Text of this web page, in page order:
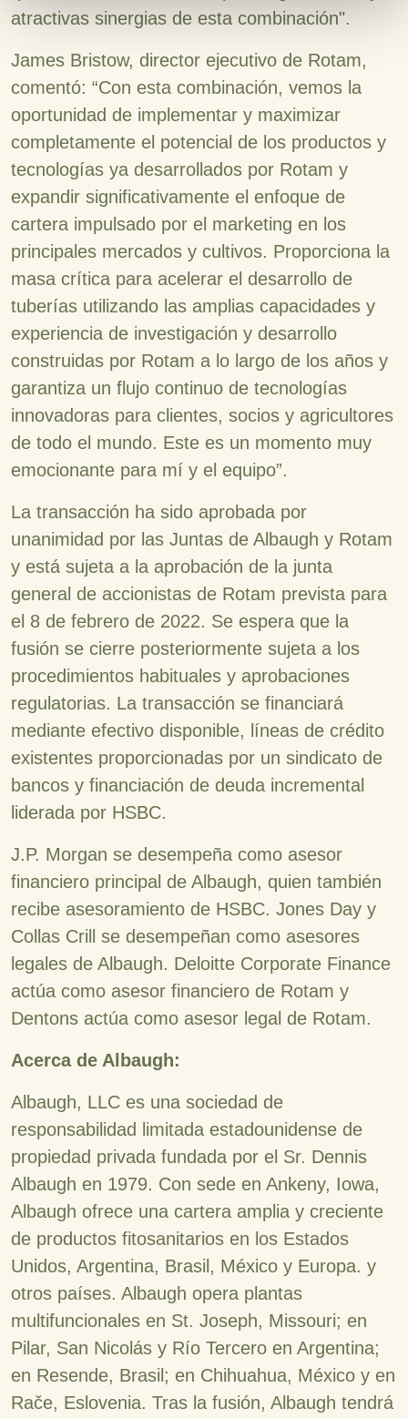
atractivas sinergias de esta combinación".
James Bristow, director ejecutivo de Rotam,
comentó: “Con esta combinación, vemos la
oportunidad de implementar y maximizar
completamente el potencial de los productos y
tecnologías ya desarrollados por Rotam y
expandir significativamente el enfoque de
cartera impulsado por el marketing en los
principales mercados y cultivos. Proporciona la
masa crítica para acelerar el desarrollo de
tuberías utilizando las amplias capacidades y
experiencia de investigación y desarrollo
construidas por Rotam a lo largo de los años y
garantiza un flujo continuo de tecnologías
innovadoras para clientes, socios y agricultores
de todo el mundo. Este es un momento muy
emocionante para mí y el equipo”.
La transacción ha sido aprobada por
unanimidad por las Juntas de Albaugh y Rotam
y está sujeta a la aprobación de la junta
general de accionistas de Rotam prevista para
el 8 de febrero de 2022. Se espera que la
fusión se cierre posteriormente sujeta a los
procedimientos habituales y aprobaciones
regulatorias. La transacción se financiará
mediante efectivo disponible, líneas de crédito
existentes proporcionadas por un sindicato de
bancos y financiación de deuda incremental
liderada por HSBC.
J.P. Morgan se desempeña como asesor
financiero principal de Albaugh, quien también
recibe asesoramiento de HSBC. Jones Day y
Collas Crill se desempeñan como asesores
legales de Albaugh. Deloitte Corporate Finance
actúa como asesor financiero de Rotam y
Dentons actúa como asesor legal de Rotam.
Acerca de Albaugh:
Albaugh, LLC es una sociedad de
responsabilidad limitada estadounidense de
propiedad privada fundada por el Sr. Dennis
Albaugh en 1979. Con sede en Ankeny, Iowa,
Albaugh ofrece una cartera amplia y creciente
de productos fitosanitarios en los Estados
Unidos, Argentina, Brasil, México y Europa. y
otros países. Albaugh opera plantas
multifuncionales en St. Joseph, Missouri; en
Pilar, San Nicolás y Río Tercero en Argentina;
en Resende, Brasil; en Chihuahua, México y en
Rače, Eslovenia. Tras la fusión, Albaugh tendrá